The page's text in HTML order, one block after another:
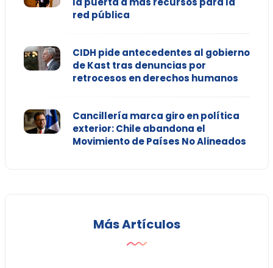
red pública
CIDH pide antecedentes al gobierno
de Kast tras denuncias por
retrocesos en derechos humanos
Cancillería marca giro en política
exterior: Chile abandona el
Movimiento de Países No Alineados
Más Artículos